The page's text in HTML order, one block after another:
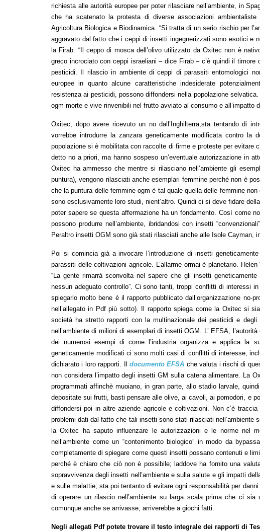
richiesta alle autorità europee per poter rilasciare nell’ambiente, in
che ha scatenato la protesta di diverse associazioni
Agricoltura Biologica e Biodinamica. “Si tratta di un serio rischio per
aggravato dal fatto che i ceppi di insetti ingegnerizzati sono esotici e
la Firab. “Il ceppo di mosca dell’olivo utilizzato da Oxitec non è
greco incrociato con ceppi israeliani – dice Firab – c’è quindi il
pesticidi. Il rilascio in ambiente di ceppi di parassiti entomologici
europee in quanto alcune caratteristiche indesiderate
resistenza ai pesticidi, possono diffondersi nella popolazione
ogm morte e vive rinvenibili nel frutto avviato al consumo e
Oxitec, dopo avere ricevuto un no dall’Inghilterra,sta tentando di
vorrebbe introdurre la zanzara geneticamente modificata contro la
popolazione si è mobilitata con raccolte di firme e proteste per evitare
detto no a priori, ma hanno sospeso un’eventuale autorizzazione in
Oxitec ha ammesso che mentre si rilasciano nell’ambiente gli
puntura), vengono rilasciati anche esemplari femmine perché non è
che la puntura delle femmine ogm è tal quale quella delle femmine
sono esclusivamente loro studi, nient’altro. Quindi ci si deve fidare
poter sapere se questa affermazione ha un fondamento. Così come
possono produrre nell’ambiente, ibridandosi con insetti
Peraltro insetti OGM sono già stati rilasciati anche alle Isole Cayman,
Poi si comincia già a invocare l’introduzione di insetti
parassiti delle coltivazioni agricole. L’allarme ormai è planetario.
“La gente rimarrà sconvolta nel sapere che gli insetti
nessun adeguato controllo”. Ci sono tanti, troppi conflitti di interessi
spiegarlo molto bene è il rapporto pubblicato dall’organizzazione no-
nell’allegato in Pdf più sotto). Il rapporto spiega come la Oxitec si
società ha stretto rapporti con la multinazionale dei pesticidi e
nell’ambiente di milioni di esemplari di insetti OGM. L’ EFSA,
dei numerosi esempi di come l’industria organizza e applica
geneticamente modificati ci sono molti casi di conflitti di interesse,
dichiarato i loro rapporti. Il
documento EFSA che valuta i rischi di
non considera l’impatto degli insetti GM sulla catena alimentare. La
programmati affinchè muoiano, in gran parte, allo stadio larvale,
depositate sui frutti, basti pensare alle olive, ai cavoli, ai pomodori, e
diffondersi poi in altre aziende agricole e coltivazioni. Non c’è
problemi dati dal fatto che tali insetti sono stati rilasciati nell’ambiente
la Oxitec ha saputo influenzare le autorizzazioni e le norme nel
nell’ambiente come un “contenimento biologico” in modo da
completamente di spiegare come questi insetti possano contenuti e
perché è chiaro che ciò non è possibile; laddove ha fornito una
sopravvivenza degli insetti nell’ambiente e sulla salute e gli impatti
e sulle malattie; sta poi tentanto di evitare ogni responsabilità per
di operare un rilascio nell’ambiente su larga scala prima che ci
comunque anche se arrivasse, arriverebbe a giochi fatti.
Negli allegati Pdf potete trovare il testo integrale dei rapporti di